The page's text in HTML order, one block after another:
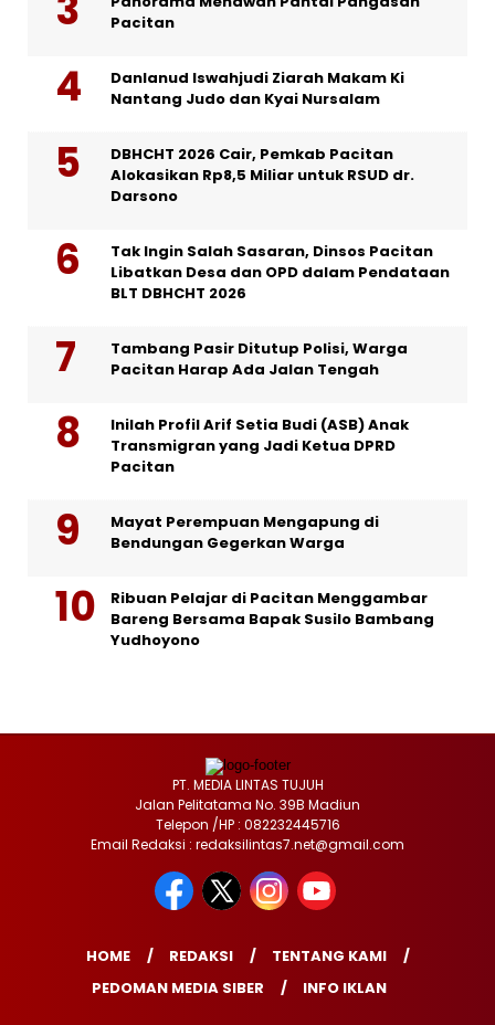
Pacitan
Danlanud Iswahjudi Ziarah Makam Ki
Nantang Judo dan Kyai Nursalam
DBHCHT 2026 Cair, Pemkab Pacitan
Alokasikan Rp8,5 Miliar untuk RSUD dr.
Darsono
Tak Ingin Salah Sasaran, Dinsos Pacitan
Libatkan Desa dan OPD dalam Pendataan
BLT DBHCHT 2026
Tambang Pasir Ditutup Polisi, Warga
Pacitan Harap Ada Jalan Tengah
Inilah Profil Arif Setia Budi (ASB) Anak
Transmigran yang Jadi Ketua DPRD
Pacitan
Mayat Perempuan Mengapung di
Bendungan Gegerkan Warga
Ribuan Pelajar di Pacitan Menggambar
Bareng Bersama Bapak Susilo Bambang
Yudhoyono
PT. MEDIA LINTAS TUJUH
Jalan Pelitatama No. 39B Madiun
Telepon /HP : 082232445716
Email Redaksi : redaksilintas7.net@gmail.com
HOME REDAKSI
TENTANG KAMI
PEDOMAN MEDIA SIBER
INFO IKLAN